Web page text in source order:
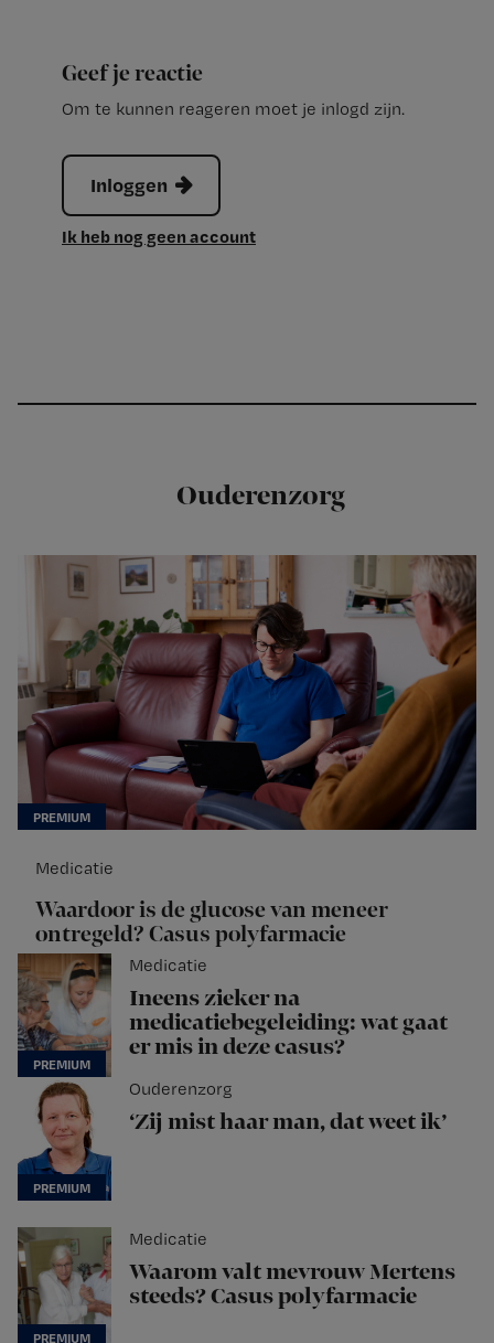
Geef je reactie
Om te kunnen reageren moet je inlogd zijn.
Inloggen
Ik heb nog geen account
Ouderenzorg
Medicatie
Waardoor is de glucose van meneer
ontregeld? Casus polyfarmacie
Medicatie
Ineens zieker na
medicatiebegeleiding: wat gaat
er mis in deze casus?
Ouderenzorg
‘Zij mist haar man, dat weet ik’
Medicatie
Waarom valt mevrouw Mertens
steeds? Casus polyfarmacie